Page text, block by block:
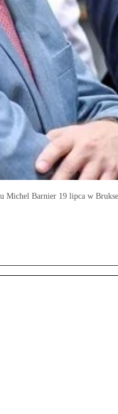
Michel Barnier 19 lipca w